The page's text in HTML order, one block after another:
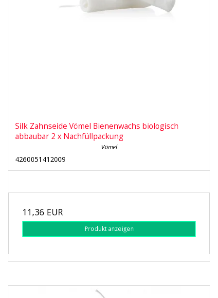
Silk Zahnseide Vömel Bienenwachs biologisch
abbaubar 2 x Nachfüllpackung
Vömel
4260051412009
11,36 EUR
Produkt anzeigen